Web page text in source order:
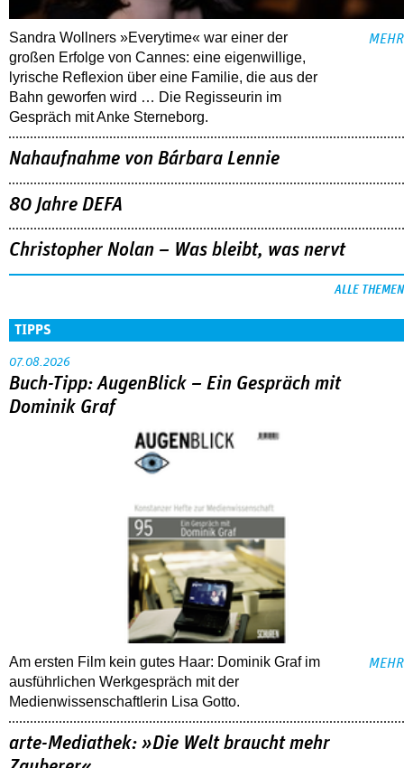
Sandra Wollners »Everytime« war einer der
großen Erfolge von Cannes: eine eigenwillige,
lyrische Reflexion über eine ­Familie, die aus der
Bahn geworfen wird … Die Regisseurin im
Gespräch mit Anke Sterneborg.
MEHR
Nahaufnahme von Bárbara Lennie
80 Jahre DEFA
Christopher Nolan – Was bleibt, was nervt
ALLE THEMEN
TIPPS
07.08.2026
Buch-Tipp: AugenBlick – Ein Gespräch mit
Dominik Graf
Am ersten Film kein gutes Haar: Dominik Graf im
ausführlichen Werkgespräch mit der
Medienwissenschaftlerin Lisa Gotto.
MEHR
arte-Mediathek: »Die Welt braucht mehr